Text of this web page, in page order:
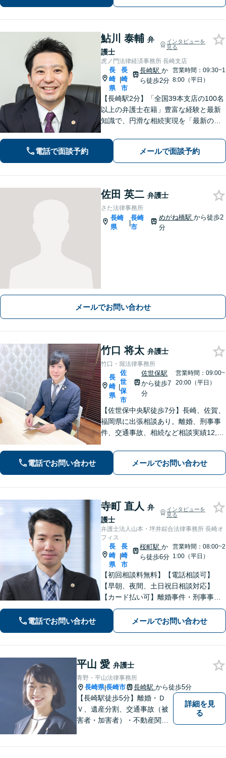
鮎川 泰輔 弁
護士
インタビューを
見る
虎ノ門法律経済事務所 長崎支店
長
崎
県
|
長
崎
市
長崎駅 か
ら徒歩2分
営業時間：09:30~1
8:00（平日）
【長崎駅2分】「全国39本支店の100名
以上の弁護士在籍」豊富な経験と最新
知識で、円滑な相続実現を「最新の法
交渉して賠償金アップに努めます。後
遺障害等級認定を一からサポート【夜
間・休日面談可】
電話で面談予約 メールで面談予約
佐田 英二 弁護士
さた法律事務所
長崎
県
|
長崎
市
めがね橋駅 から徒歩2
分
メールでお問い合わせ
竹口 将太 弁護士
竹口・堀法律事務所
長
崎
県
|
佐
世
保
市
佐世保駅
から徒歩7
分
営業時間：09:00~
20:00（平日）
【佐世保中央駅徒歩7分】長崎、佐賀、
福岡県に出張相談あり。離婚、刑事事
件、交通事故、相続など相談実績12,00
【まちの法律家】ぜひ、お気軽にご相
談ください。
電話でお問い合わせ メールでお問い合わせ
寺町 直人 弁
護士
インタビューを
見る
弁護士法人山本・坪井綜合法律事務所 長崎オ
フィス
長
崎
県
|
長
崎
市
桜町駅 か
ら徒歩6分
営業時間：08:00~2
1:00（平日）
【初回相談料無料】【電話相談可】
【早朝、夜間、土日祝日相談対応】
【カード払い可】離婚事件・刑事事
件・交通事故の専門弁護士があなたの
お悩みを解決いたします。一人で悩ま
ずに新たな一歩をわたしたちと。
電話でお問い合わせ メールでお問い合わせ
平山 愛 弁護士
青野・平山法律事務所
長崎県|長崎市 長崎駅 から徒歩5分
【長崎駅徒歩5分】離婚・Ｄ
Ｖ、遺産分割、交通事故（被
害者・加害者）・不動産関連
詳細を見
る